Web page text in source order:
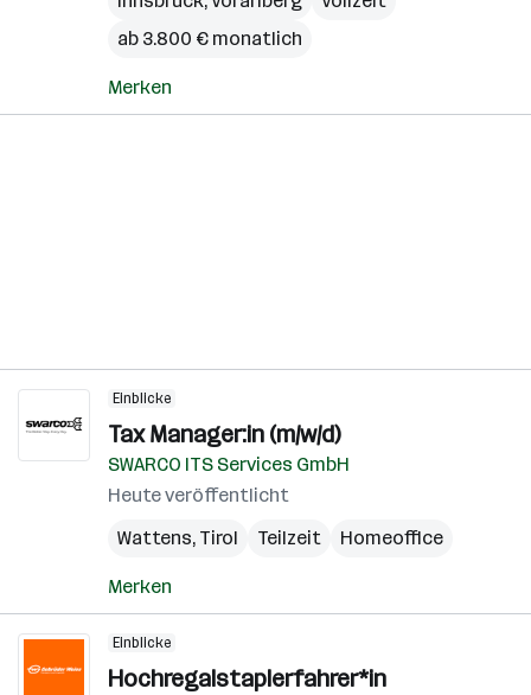
ab 3.800 € monatlich
Merken
Einblicke
Tax Manager:in (m/w/d)
SWARCO ITS Services GmbH
Heute veröffentlicht
Wattens, Tirol Teilzeit Homeoffice
Merken
Einblicke
Hochregalstaplerfahrer*in